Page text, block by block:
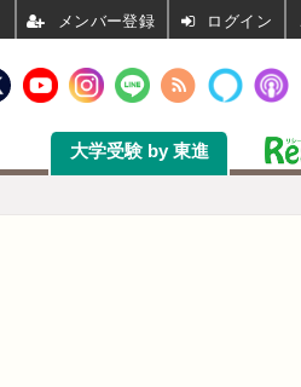
大学受験 by 東進
ログイン